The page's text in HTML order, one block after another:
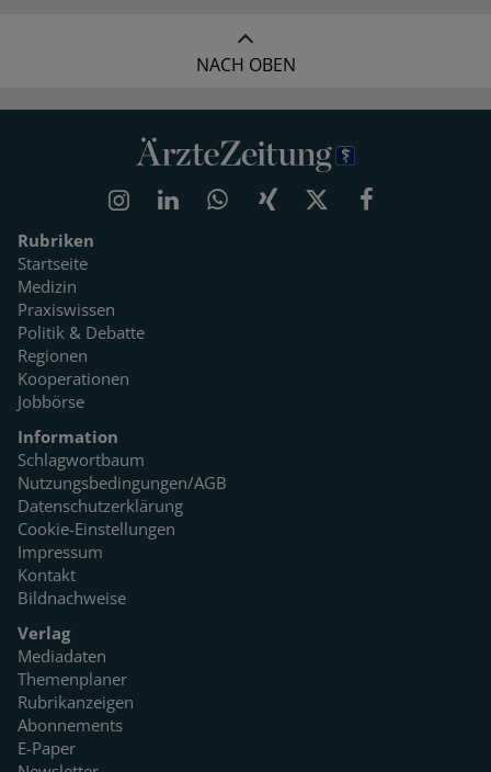
NACH OBEN
Rubriken
Startseite
Medizin
Praxiswissen
Politik & Debatte
Regionen
Kooperationen
Jobbörse
Information
Schlagwortbaum
Nutzungsbedingungen/AGB
Datenschutzerklärung
Cookie-Einstellungen
Impressum
Kontakt
Bildnachweise
Verlag
Mediadaten
Themenplaner
Rubrikanzeigen
Abonnements
E-Paper